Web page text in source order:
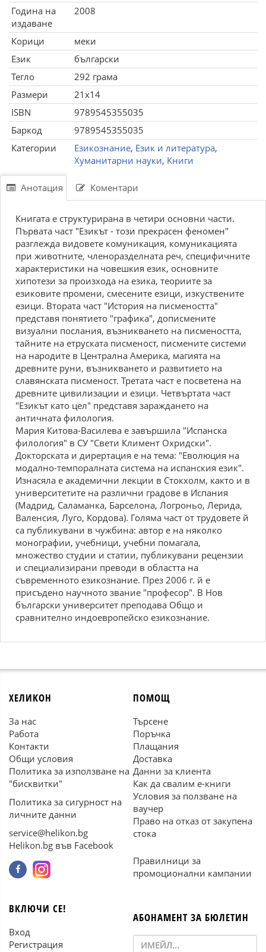
Година на
издаване
2008
Корици
меки
Език
български
Тегло
292 грама
Размери
21x14
ISBN
9789545355035
Баркод
9789545355035
Категории
Езикознание, Език и литература,
Хуманитарни науки, Книги
Анотация Коментари
Книгата е структурирана в четири основни части.
Първата част "Езикът - този прекрасен феномен"
разглежда видовете комуникация, комуникацията
при животните, членоразделната реч, специфичните
характеристики на човешкия език, основните
хипотези за произхода на езика, теориите за
езиковите промени, смесените езици, изкуствените
езици. Втората част "История на писмеността"
представя понятието "графика", дописмените
визуални послания, възникването на писмеността,
тайните на етруската писменост, писмените системи
на народите в Централна Америка, магията на
древните руни, възникването и развитието на
славянската писменост. Третата част е посветена на
древните цивилизации и езици. Четвъртата част
"Езикът като цел" представя зараждането на
античната филология.
Мария Китова-Василева е завършила "Испанска
филология" в СУ "Свети Климент Охридски".
Докторската и дирертация е на тема: "Еволюция на
модално-темпоралната система на испанския език".
Изнасяла е академични лекции в Стокхолм, както и в
университетите на различни градове в Испания
(Мадрид, Саламанка, Барселона, Логроньо, Лерида,
Валенсия, Луго, Кордова). Голяма част от трудовете й
са публикувани в чужбина: автор е на няколко
монографии, учебници, учебни помагала,
множество студии и статии, публикувани рецензии
и специализирани преводи в областта на
съвременното езикознание. През 2006 г. й е
присъдено научното звание "професор". В Нов
български университет преподава Общо и
сравнително индоевропейско езикознание.
ХЕЛИКОН
За нас
Работа
Контакти
Общи условия
Политика за използване на
"бисквитки"
Политика за сигурност на
личните данни
service@helikon.bg
Helikon.bg във Facebook
ПОМОЩ
Търсене
Поръчка
Плащания
Доставка
Данни за клиента
Как да свалим е-книги
Условия за ползване на
ваучер
Право на отказ от закупена
стока
Правилници за
промоционални кампании
ВКЛЮЧИ СЕ!
Вход
Регистрация
АБОНАМЕНТ ЗА БЮЛЕТИН